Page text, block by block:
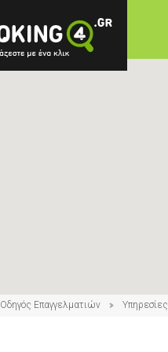
Οδηγός Επαγγελματιών Υπηρεσίες